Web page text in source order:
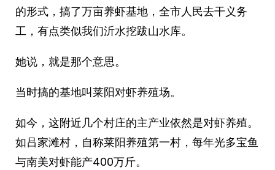
的形式，搞了万亩养虾基地，全市人民去干义务
工，有点类似我们沂水挖跋山水库。
她说，就是那个意思。
当时搞的基地叫莱阳对虾养殖场。
如今，这附近几个村庄的主产业依然是对虾养殖。
如吕家滩村，自称莱阳养殖第一村，每年光多宝鱼
与南美对虾能产400万斤。